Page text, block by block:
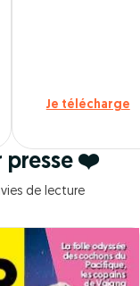
Je télécharge
presse ❤️
de lecture